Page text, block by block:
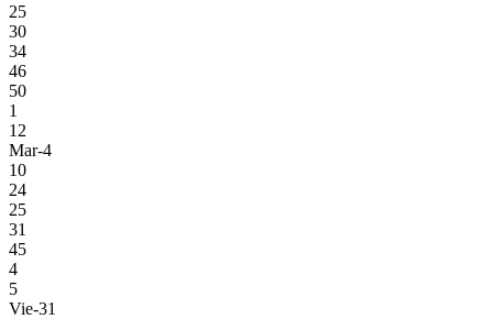
25
30
34
46
50
1
12
Mar-4
10
24
25
31
45
4
5
Vie-31